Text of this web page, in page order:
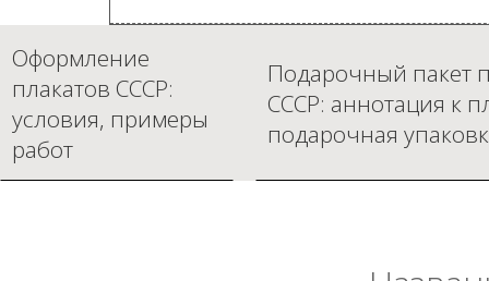
Оформление
плакатов СССР:
условия, примеры
работ
Подарочный пакет
СССР: аннотация к
подарочная